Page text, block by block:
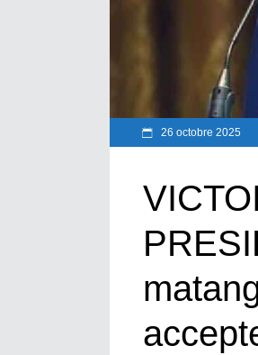
26 octobre 2025